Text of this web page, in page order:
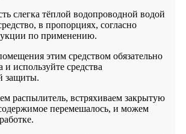
слегка тёплой водопроводной водой
в пропорциях, согласно
по применению.
этим средством обязательно
и используйте средства
защиты.
распылитель, встряхиваем закрытую
перемешалось, и можем